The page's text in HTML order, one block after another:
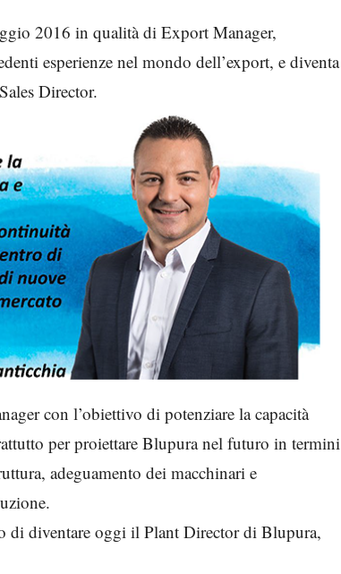
2016 in qualità di Export Manager,
esperienze nel mondo dell’export, e diventa
Director.
con l’obiettivo di potenziare la capacità
per proiettare Blupura nel futuro in termini
adeguamento dei macchinari e
di diventare oggi il Plant Director di Blupura,